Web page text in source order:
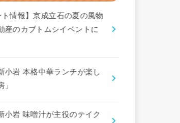
ト情報】京成立石の夏の風物
産のカブトムシイベントに
小岩 本格中華ランチが楽し
小岩 味噌汁が主役のテイク